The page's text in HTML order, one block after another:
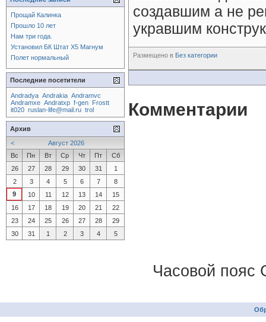
создавшим а не
укравшим
Размещено в Без категории
Комментарии
Прощай Калинка
Прошло 10 лет
Нам три года.
Установил БК Штат Х5 Магнум
Полет нормальный
Последние посетители
Andradya Andrakia Andramvc
Andramxe Andratxp f-gen Frostt
it020 ruslan-life@mail.ru trol
Архив
<
Август 2026
Вс
Пн Вт Ср Чт Пт
Сб
26
27 28 29 30 31
1
2
3 4 5 6 7
8
9
10 11 12 13 14
15
16
17 18 19 20 21
22
23
24 25 26 27 28
29
30
31 1 2 3 4 5
Часовой пояс